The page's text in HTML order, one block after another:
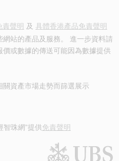
責聲明 及 具體香港產品免責聲明
站的產品及服務。 進一步資料請
或數據的傳送可能因為數據提供
關資產市場走勢而篩選展示
智珠網”提供免責聲明